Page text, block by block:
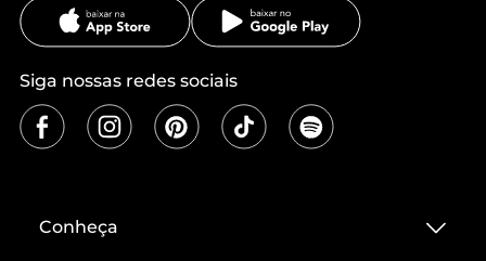
Siga nossas redes sociais
Conheça